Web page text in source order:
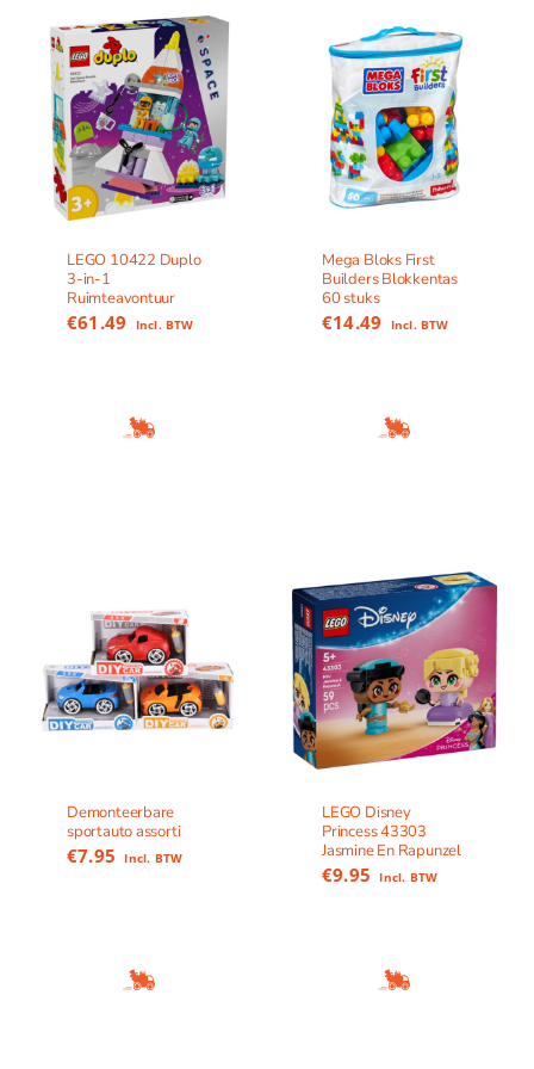
LEGO 10422 Duplo
3-in-1
Ruimteavontuur
€61.49 Incl. BTW
Mega Bloks First
Builders Blokkentas
60 stuks
€14.49 Incl. BTW
Demonteerbare
sportauto assorti
€7.95 Incl. BTW
LEGO Disney
Princess 43303
Jasmine En Rapunzel
€9.95 Incl. BTW